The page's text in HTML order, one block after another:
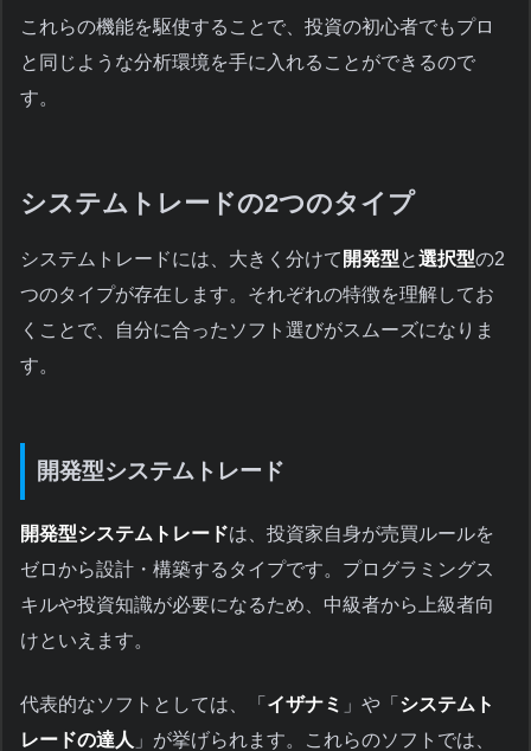
これらの機能を駆使することで、投資の初心者でもプロ
と同じような分析環境を手に入れることができるので
す。
システムトレードの2つのタイプ
システムトレードには、大きく分けて 開発型と選択型の2
つのタイプが存在します。それぞれの特徴を理解してお
くことで、自分に合ったソフト選びがスムーズになりま
す。
開発型システムトレード
開発型システムトレードは、投資家自身が売買ルールを
ゼロから設計・構築するタイプです。プログラミングス
キルや投資知識が必要になるため、中級者から上級者向
けといえます。
代表的なソフトとしては、「 イザナミ 」や「 システムト
レードの達人 」が挙げられます。これらのソフトでは、